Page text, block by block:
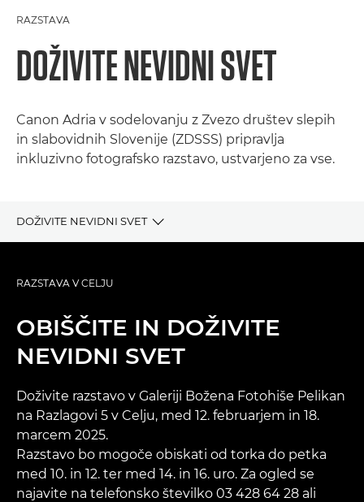
RAZSTAVA
DOŽIVITE NEVIDNI SVET
Canon Adria v sodelovanju z Zvezo društev slepih
in slabovidnih Slovenije (ZDSSS) pripravlja
inkluzivno fotografsko razstavo, ustvarjeno za vse.
DOŽIVITE NEVIDNI SVET
SPLETNA RAZSTAVA
RAZSTAVA V CELJU
OBIŠČITE IN DOŽIVITE
NEVIDNI SVET
Doživite razstavo v Galeriji Božena Fotohiše Pelikan
na Razlagovi 5 v Celju, med 12. februarjem in 18.
marcem 2025.
Razstavo bo mogoče obiskati od torka do petka
med 10. in 12. ter med 14. in 16. uro. Za ogled se
najavite na telefonsko številko 03 428 64 28 ali